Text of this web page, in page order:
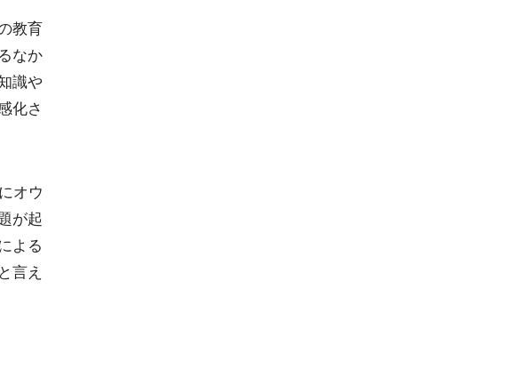
教育
なか
識や
化さ
オウ
が起
よる
言え